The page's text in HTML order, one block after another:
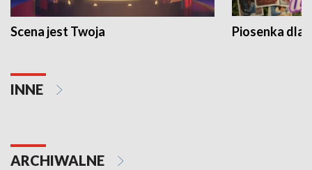
Scena jest Twoja Piosenka dla
INNE
ARCHIWALNE